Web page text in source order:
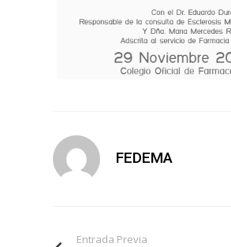
FEDEMA
Entrada Previa